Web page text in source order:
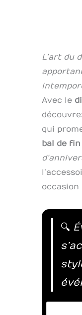
L’art du
Avec le
qui
bal de fin
occasion
🔍